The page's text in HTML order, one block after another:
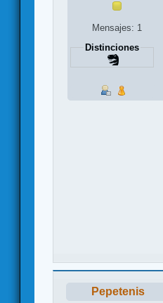
Mensajes: 1
Distinciones
Pepetenis